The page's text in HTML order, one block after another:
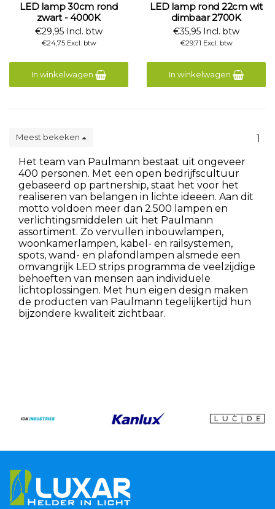
LED lamp 30cm rond
zwart - 4000K
€29,95 Incl. btw
€24,75 Excl. btw
In winkelwagen
LED lamp rond 22cm wit
dimbaar 2700K
€35,95 Incl. btw
€29,71 Excl. btw
In winkelwagen
Meest bekeken
1
Het team van Paulmann bestaat uit ongeveer
400 personen. Met een open bedrijfscultuur
gebaseerd op partnership, staat het voor het
realiseren van belangen in lichte ideeën. Aan dit
motto voldoen meer dan 2.500 lampen en
verlichtingsmiddelen uit het Paulmann
assortiment. Zo vervullen inbouwlampen,
woonkamerlampen, kabel- en railsystemen,
spots, wand- en plafondlampen alsmede een
omvangrijk LED strips programma de veelzijdige
behoeften van mensen aan individuele
lichtoplossingen. Met hun eigen design maken
de producten van Paulmann tegelijkertijd hun
bijzondere kwaliteit zichtbaar.